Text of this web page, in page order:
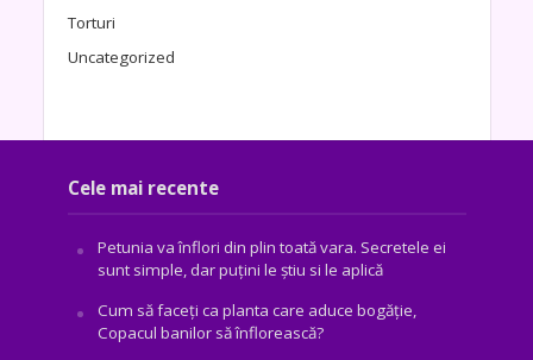
Torturi
Uncategorized
Cele mai recente
Petunia va înflori din plin toată vara. Secretele ei
sunt simple, dar puțini le știu si le aplică
Cum să faceți ca planta care aduce bogăţie,
Copacul banilor să înflorească?